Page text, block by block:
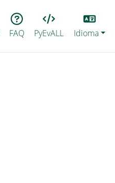
FAQ PyEvALL
Lang
Idioma